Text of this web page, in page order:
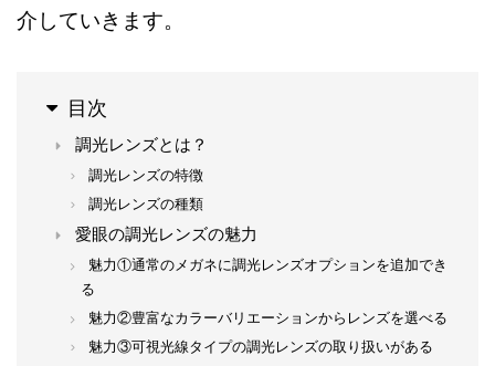
介していきます。
目次
調光レンズとは？
調光レンズの特徴
調光レンズの種類
愛眼の調光レンズの魅力
魅力①通常のメガネに調光レンズオプションを追加でき
る
魅力②豊富なカラーバリエーションからレンズを選べる
魅力③可視光線タイプの調光レンズの取り扱いがある